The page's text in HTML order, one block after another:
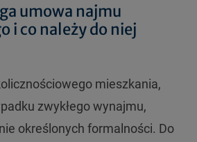
umowa najmu
i co należy do niej
mieszkania,
zwykłego wynajmu,
określonych formalności. Do